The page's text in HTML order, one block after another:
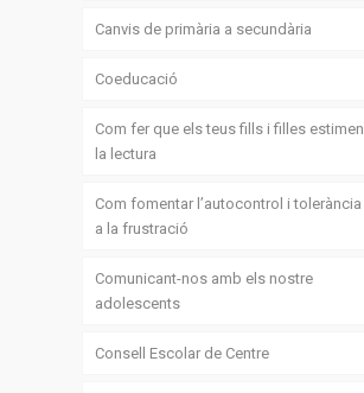
Canvis de primària a secundària
Coeducació
Com fer que els teus fills i filles estimen
la lectura
Com fomentar l’autocontrol i tolerància
a la frustració
Comunicant-nos amb els nostre
adolescents
Consell Escolar de Centre